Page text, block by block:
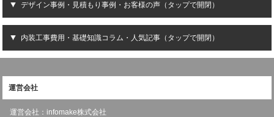
デザイン事例・見積もり事例・お客様の声（タップで開閉）
内装工事費用・基礎知識コラム・人気記事（タップで開閉）
運営会社
運営会社：infomake株式会社